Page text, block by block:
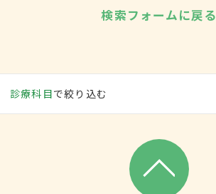
検索フォームに戻る
診療科目で絞り込む